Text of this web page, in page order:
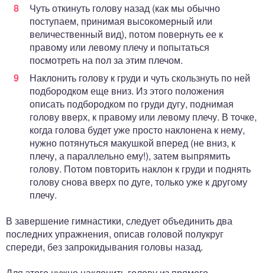
Чуть откинуть голову назад (как мы обычно
поступаем, принимая высокомерный или
величественный вид), потом повернуть ее к
правому или левому плечу и попытаться
посмотреть на пол за этим плечом.
Наклонить голову к груди и чуть скользнуть по ней
подбородком еще вниз. Из этого положения
описать подбородком по груди дугу, поднимая
голову вверх, к правому или левому плечу. В точке,
когда голова будет уже просто наклонена к нему,
нужно потянуться макушкой вперед (не вниз, к
плечу, а параллельно ему!), затем выпрямить
голову. Потом повторить наклон к груди и поднять
голову снова вверх по дуге, только уже к другому
плечу.
В завершение гимнастики, следует объединить два
последних упражнения, описав головой полукруг
спереди, без запрокидывания головы назад.